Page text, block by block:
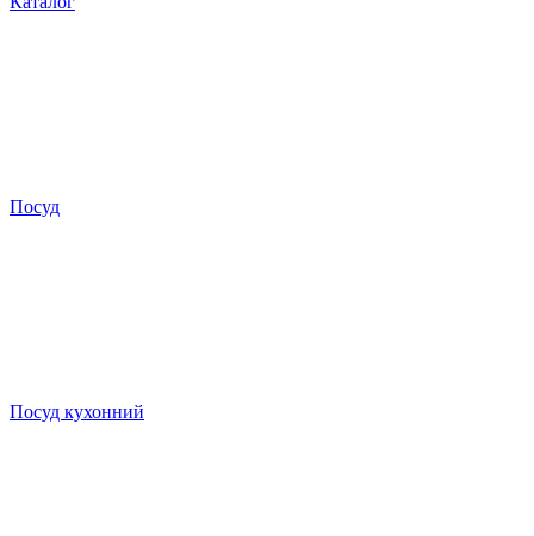
Посуд
Посуд кухонний